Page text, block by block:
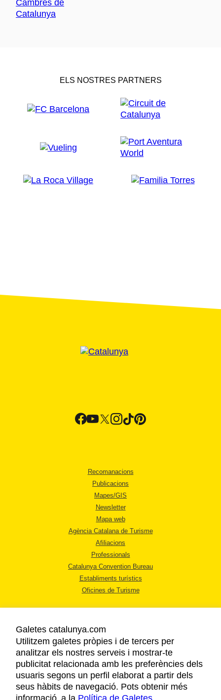
ELS NOSTRES PARTNERS
Recomanacions
Publicacions
Mapes/GIS
Newsletter
Mapa web
Agència Catalana de Turisme
Afiliacions
Professionals
Catalunya Convention Bureau
Establiments turístics
Oficines de Turisme
AVÍS LEGAL
POLÍTICA DE PRIVACITAT
COOKIES
ACCESSIBILITAT
Galetes catalunya.com
Utilitzem galetes pròpies i de tercers per
analitzar els nostres serveis i mostrar-te
publicitat relacionada amb les preferències dels
usuaris segons un perfil elaborat a partir dels
seus hàbits de navegació. Pots obtenir més
informació a la Política de Galetes